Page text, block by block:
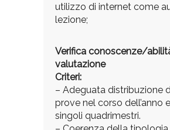
utilizzo di internet come
lezione;
Verifica conoscenze/
valutazione
Criteri:
– Adeguata distribuzione
prove nel corso dell’anno
singoli quadrimestri.